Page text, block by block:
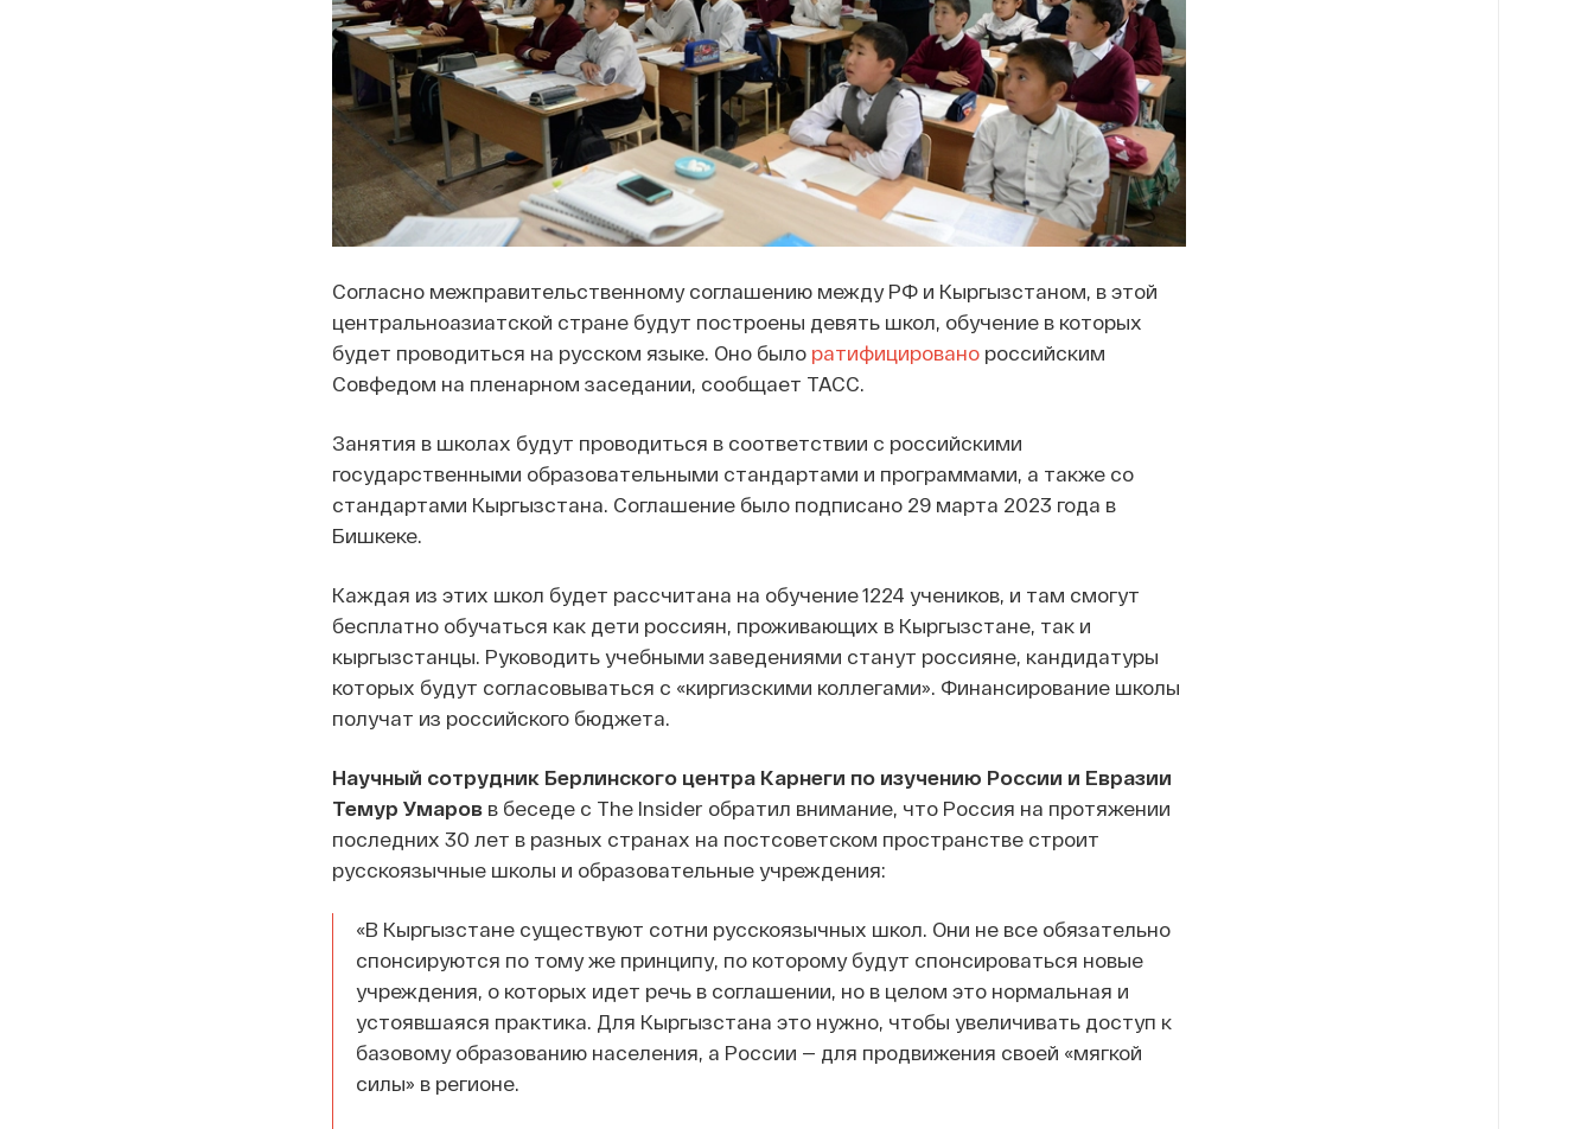
Согласно межправительственному соглашению между РФ и Кыргызстаном, в этой
центральноазиатской стране будут построены девять школ, обучение в которых
будет проводиться на русском языке. Оно было ратифицированороссийским
Совфедом на пленарном заседании, сообщает ТАСС.
Занятия в школах будут проводиться в соответствии с российскими
государственными образовательными стандартами и программами, а также со
стандартами Кыргызстана. Соглашение было подписано 29 марта 2023 года в
Бишкеке.
Каждая из этих школ будет рассчитана на обучение 1224 учеников, и там смогут
бесплатно обучаться как дети россиян, проживающих в Кыргызстане, так и
кыргызстанцы. Руководить учебными заведениями станут россияне, кандидатуры
которых будут согласовываться с «киргизскими коллегами». Финансирование школы
получат из российского бюджета.
Научный сотрудник Берлинского центра Карнеги по изучению России и Евразии
Темур Умаров в беседе с The Insider обратил внимание, что Россия на протяжении
последних 30 лет в разных странах на постсоветском пространстве строит
русскоязычные школы и образовательные учреждения:
«В Кыргызстане существуют сотни русскоязычных школ. Они не все обязательно
спонсируются по тому же принципу, по которому будут спонсироваться новые
учреждения, о которых идет речь в соглашении, но в целом это нормальная и
устоявшаяся практика. Для Кыргызстана это нужно, чтобы увеличивать доступ к
базовому образованию населения, а России — для продвижения своей «мягкой
силы» в регионе.